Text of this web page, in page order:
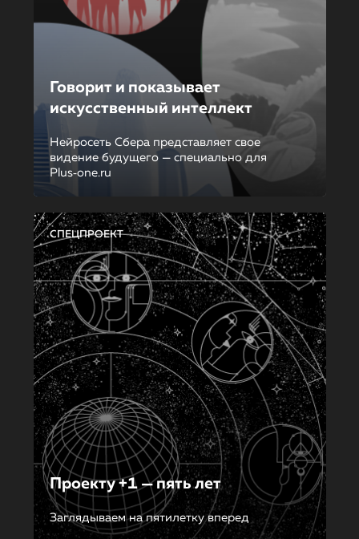
Говорит и показывает
искусственный интеллект
Нейросеть Сбера представляет свое
видение будущего — специально для
Plus‑one.ru
СПЕЦПРОЕКТ
Проекту +1 — пять лет
Заглядываем на пятилетку вперед